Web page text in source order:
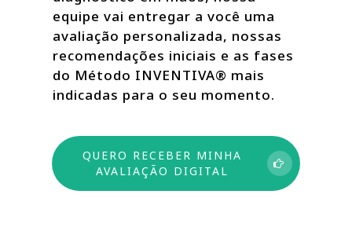
equipe vai entregar a você uma
avaliação personalizada, nossas
recomendações iniciais e as fases
do Método INVENTIVA® mais
indicadas para o seu momento.
QUERO RECEBER MINHA
AVALIAÇÃO DIGITAL